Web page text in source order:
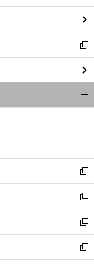
ウ
で
開
く
新
し
い
ウ
ィ
ン
ウ
開
く
新
し
い
ウ
ィ
ン
ド
ウ
新
し
い
ウ
ィ
ン
新
し
い
ウ
新
し